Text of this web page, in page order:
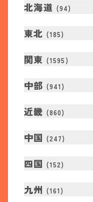
北海道 (94)
東北 (185)
関東 (1595 )
中部 (941 )
近畿 (860)
中国 (247)
四国 (152)
九州 (161 )